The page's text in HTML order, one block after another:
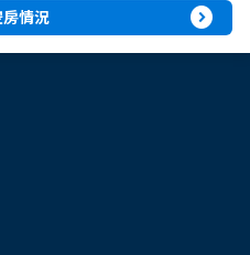
情況 expand_circle_right